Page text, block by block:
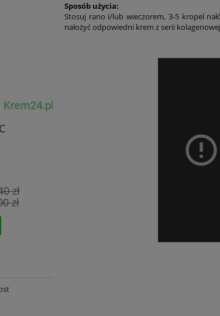
zł
zł
DuoLife Beauty Care Aloes Face
Sposób użycia:
Stosuj rano i/lub wieczorem, 3-5 kropel
nałożyć odpowiedni krem z serii